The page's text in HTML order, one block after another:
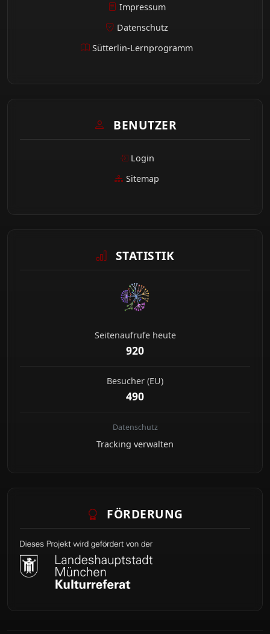
Impressum
Datenschutz
Sütterlin-Lernprogramm
BENUTZER
Login
Sitemap
STATISTIK
Seitenaufrufe heute
920
Besucher (EU)
490
Datenschutz
Tracking verwalten
FÖRDERUNG